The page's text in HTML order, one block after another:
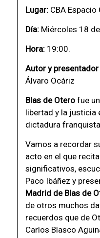
Lugar: CBA Espacio
Día: Miércoles 18
Hora: 19:00.
Autor y
Álvaro Ocáriz
Blas de Otero fue
libertad y la justicia
dictadura
Vamos a recordar
acto en el que
significativos,
Paco Ibáñez y
Madrid de Blas de
de otros muchos
recuerdos que de
Carlos Blasco